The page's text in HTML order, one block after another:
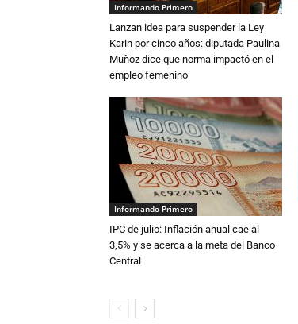
Informando Primero
Lanzan idea para suspender la Ley
Karin por cinco años: diputada Paulina
Muñoz dice que norma impactó en el
empleo femenino
Informando Primero
IPC de julio: Inflación anual cae al
3,5% y se acerca a la meta del Banco
Central